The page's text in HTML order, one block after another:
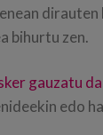
bihurtu zen.
gauzatu da
edo